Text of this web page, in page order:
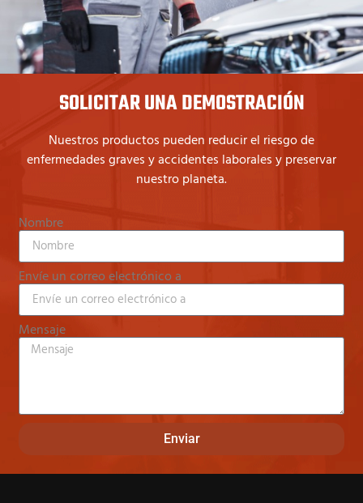
SOLICITAR UNA DEMOSTRACIÓN
Nuestros productos pueden reducir el riesgo de
enfermedades graves y accidentes laborales y preservar
nuestro planeta.
Nombre
Envíe un correo electrónico a
Mensaje
Enviar